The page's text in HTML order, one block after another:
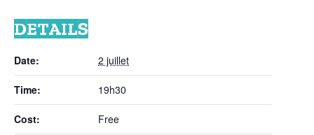
DETAILS
Date: 2 juillet
Time: 19h30
Cost: Free